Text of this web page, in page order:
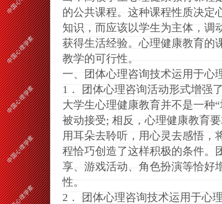
的公共课程。 这种课程性质决定
知识，而应该以学生为主体，调
获得生活经验。心理健康教育的
教学的可行性。
一、
团体心理咨询技术运用于心
1 ．
团体心理咨询活动形式增强
大学生心理健康教育并不是一种“
被动接受; 相反，心理健康教育
用耳朵去聆听，用心灵去感悟，
程恰巧创造了这样积极的条件。
享、 游戏活动、 角色扮演等恰好
性。
2 ．
团体心理咨询技术运用于心